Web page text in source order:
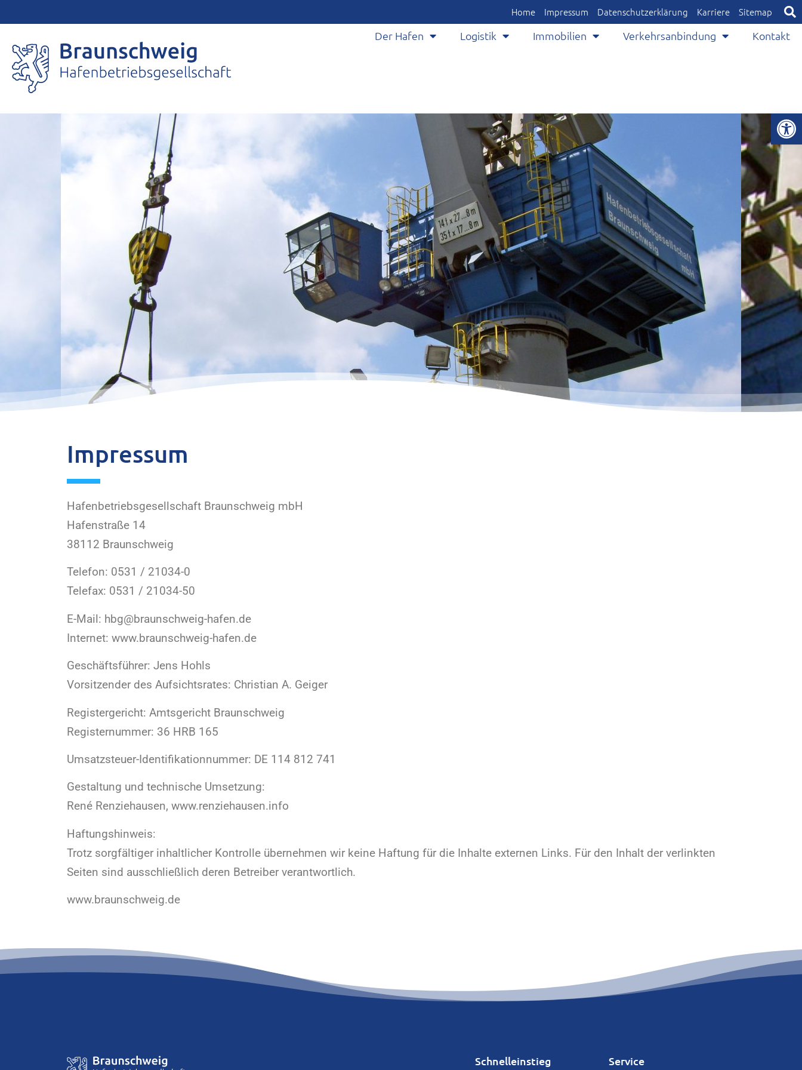
Home Impressum Datenschutzerklärung Karriere Sitemap
Der Hafen Logistik Immobilien Verkehrsanbindung Kontakt
Impressum
Hafenbetriebsgesellschaft Braunschweig mbH
Hafenstraße 14
38112 Braunschweig
Telefon: 0531 / 21034-0
Telefax: 0531 / 21034-50
E-Mail: hbg@braunschweig-hafen.de
Internet: www.braunschweig-hafen.de
Geschäftsführer: Jens Hohls
Vorsitzender des Aufsichtsrates: Christian A. Geiger
Registergericht: Amtsgericht Braunschweig
Registernummer: 36 HRB 165
Umsatzsteuer-Identifikationnummer: DE 114 812 741
Gestaltung und technische Umsetzung:
René Renziehausen, www.renziehausen.info
Haftungshinweis:
Trotz sorgfältiger inhaltlicher Kontrolle übernehmen wir keine Haftung für die Inhalte externen Links. Für den Inhalt der verlinkten
Seiten sind ausschließlich deren Betreiber verantwortlich.
www.braunschweig.de
Schnelleinstieg Service